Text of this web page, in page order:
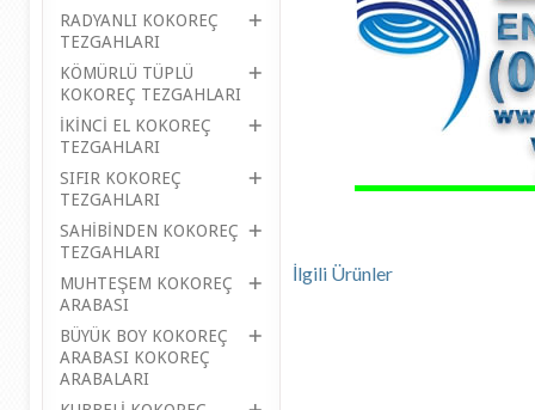
İlgili Ürünler
RADYANLI KOKOREÇ
TEZGAHLARI
KÖMÜRLÜ TÜPLÜ
KOKOREÇ TEZGAHLARI
İKİNCİ EL KOKOREÇ
TEZGAHLARI
SIFIR KOKOREÇ
TEZGAHLARI
SAHİBİNDEN KOKOREÇ
TEZGAHLARI
MUHTEŞEM KOKOREÇ
ARABASI
BÜYÜK BOY KOKOREÇ
ARABASI KOKOREÇ
ARABALARI